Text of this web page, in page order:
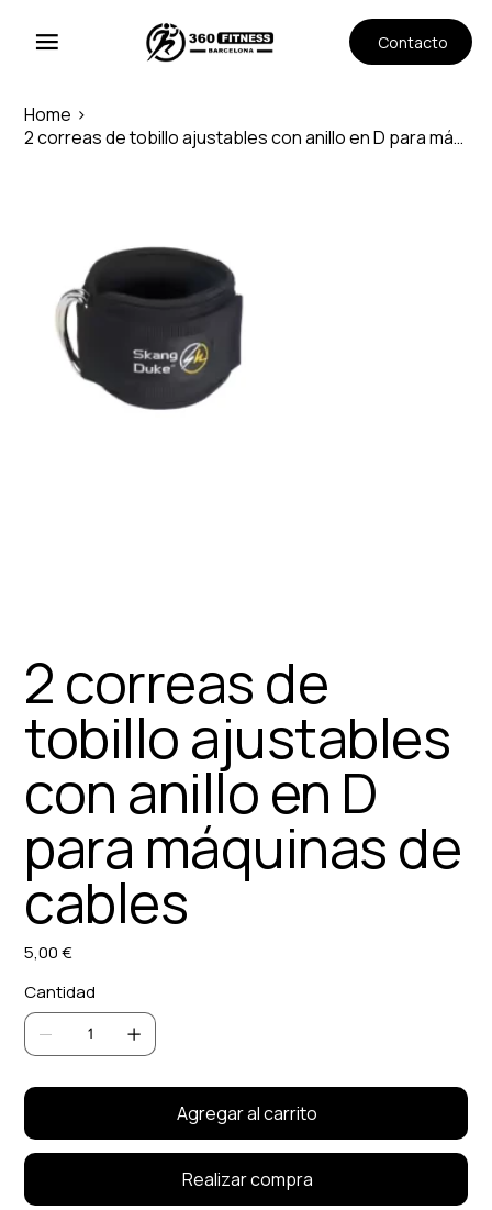
Contacto
Home >
2 correas de tobillo ajustables con anillo en D para máquinas de cables
2 correas de
tobillo ajustables
con anillo en D
para máquinas de
cables
Precio
5,00 €
Cantidad
Agregar al carrito
Realizar compra